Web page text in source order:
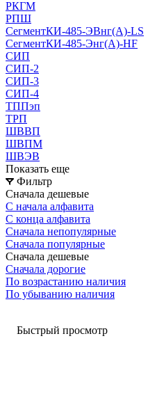
РКГМ
РПШ
СегментКИ-485-ЭВнг(А)-LS
СегментКИ-485-Энг(А)-HF
СИП
СИП-2
СИП-3
СИП-4
ТППэп
ТРП
ШВВП
ШВПМ
ШВЭВ
Показать еще
Фильтр
Сначала дешевые
С начала алфавита
С конца алфавита
Сначала непопулярные
Сначала популярные
Сначала дешевые
Сначала дорогие
По возрастанию наличия
По убыванию наличия
Быстрый просмотр